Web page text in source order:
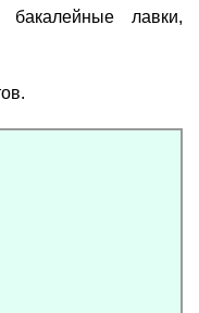
бакалейные лавки,